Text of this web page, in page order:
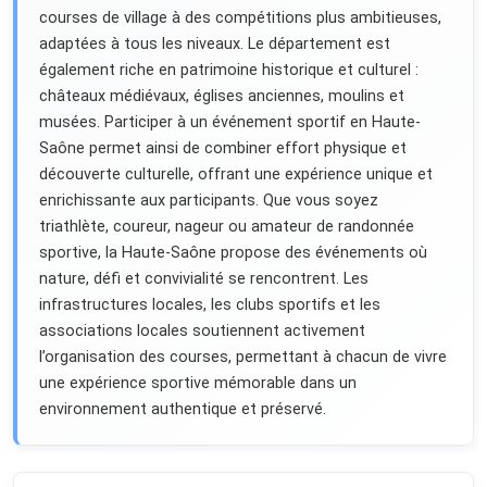
courses de village à des compétitions plus ambitieuses,
adaptées à tous les niveaux. Le département est
également riche en patrimoine historique et culturel :
châteaux médiévaux, églises anciennes, moulins et
musées. Participer à un événement sportif en Haute-
Saône permet ainsi de combiner effort physique et
découverte culturelle, offrant une expérience unique et
enrichissante aux participants. Que vous soyez
triathlète, coureur, nageur ou amateur de randonnée
sportive, la Haute-Saône propose des événements où
nature, défi et convivialité se rencontrent. Les
infrastructures locales, les clubs sportifs et les
associations locales soutiennent activement
l’organisation des courses, permettant à chacun de vivre
une expérience sportive mémorable dans un
environnement authentique et préservé.